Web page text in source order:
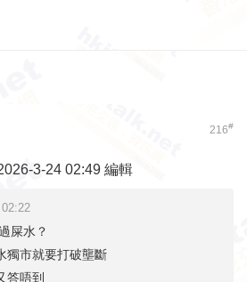
216#
3-24 02:49 編輯
屎水？
獨市就要打破壟斷
答唔到